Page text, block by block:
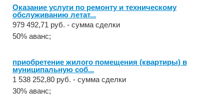
Оказание услуги по ремонту и техническому
обслуживанию летат...
979 492,71 руб. - сумма сделки
50% аванс;
приобретение жилого помещения (квартиры) в
муниципальную соб...
1 538 252,80 руб. - сумма сделки
30% аванс;